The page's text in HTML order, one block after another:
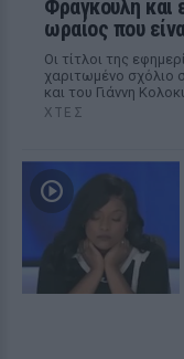
Φραγκούλη και
ωραίος που
Οι τίτλοι της
χαριτωμένο σχόλιο
και του Γιάννη
ΧΤΕΣ